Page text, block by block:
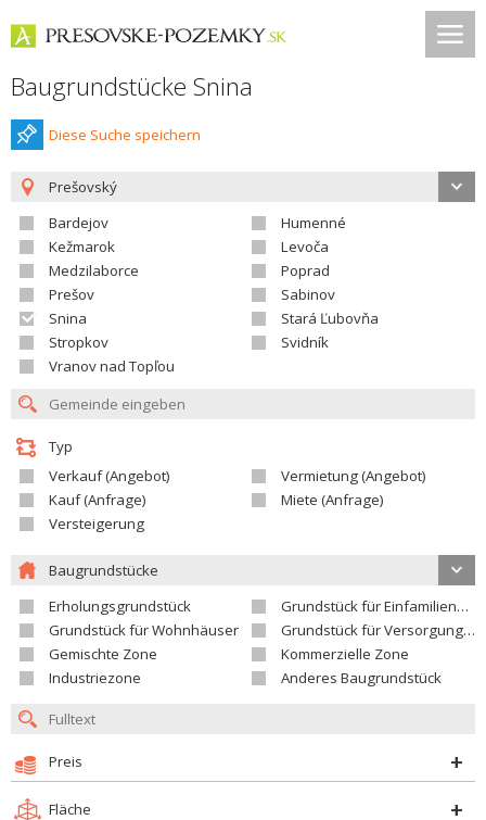
Baugrundstücke Snina
Diese Suche speichern
Prešovský
Bardejov
Humenné
Kežmarok
Levoča
Medzilaborce
Poprad
Prešov
Sabinov
Snina
Stará Ľubovňa
Stropkov
Svidník
Vranov nad Topľou
Typ
Verkauf (Angebot)
Vermietung (Angebot)
Kauf (Anfrage)
Miete (Anfrage)
Versteigerung
Baugrundstücke
Erholungsgrundstück
Grundstück für Einfamilienhäuser
Grundstück für Wohnhäuser
Grundstück für Versorgungseinrichtungen
Gemischte Zone
Kommerzielle Zone
Industriezone
Anderes Baugrundstück
Preis
Fläche